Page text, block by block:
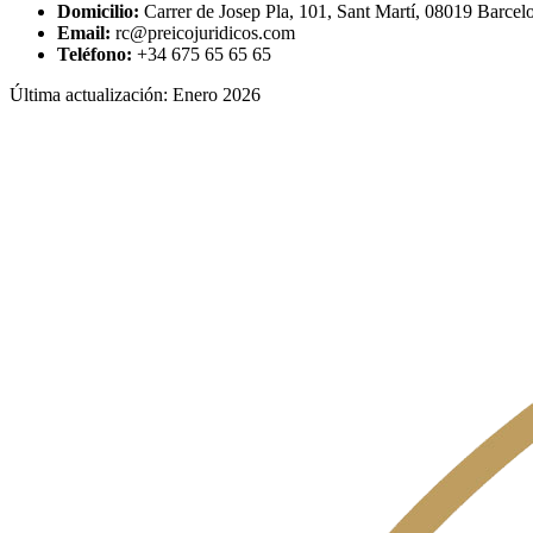
Domicilio: Carrer de Josep Pla, 101, Sant Martí, 08019
Email: rc@preicojuridicos.com
Teléfono: +34 675 65 65 65
Última actualización: Enero 2026